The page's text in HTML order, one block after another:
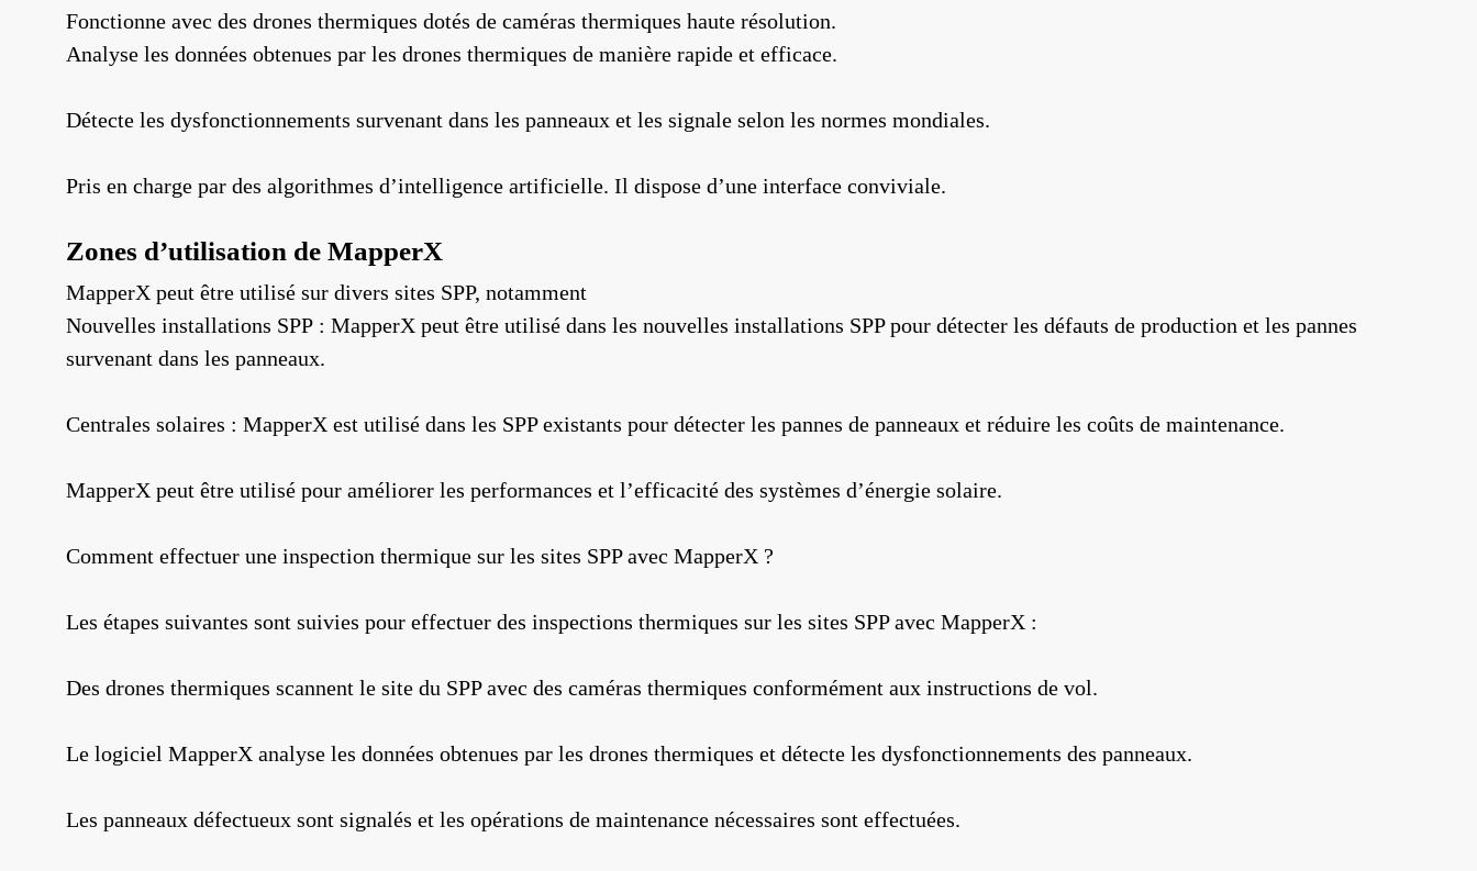
Fonctionne avec des drones thermiques dotés de caméras thermiques haute résolution.
Analyse les données obtenues par les drones thermiques de manière rapide et efficace.
Détecte les dysfonctionnements survenant dans les panneaux et les signale selon les normes mondiales.
Pris en charge par des algorithmes d’intelligence artificielle. Il dispose d’une interface conviviale.
Zones d’utilisation de MapperX
MapperX peut être utilisé sur divers sites SPP, notamment
Nouvelles installations SPP : MapperX peut être utilisé dans les nouvelles installations SPP pour détecter les défauts de production et les pannes
survenant dans les panneaux.
Centrales solaires : MapperX est utilisé dans les SPP existants pour détecter les pannes de panneaux et réduire les coûts de maintenance.
MapperX peut être utilisé pour améliorer les performances et l’efficacité des systèmes d’énergie solaire.
Comment effectuer une inspection thermique sur les sites SPP avec MapperX ?
Les étapes suivantes sont suivies pour effectuer des inspections thermiques sur les sites SPP avec MapperX :
Des drones thermiques scannent le site du SPP avec des caméras thermiques conformément aux instructions de vol.
Le logiciel MapperX analyse les données obtenues par les drones thermiques et détecte les dysfonctionnements des panneaux.
Les panneaux défectueux sont signalés et les opérations de maintenance nécessaires sont effectuées.